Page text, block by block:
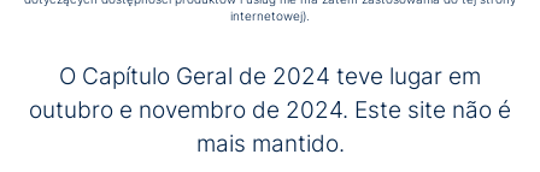
seinen Rat (bestehend aus sechs Brüdern) bilden,
verabschiedet werden, die die Zukunft des Ordens
prägen werden.
Polen ist in diesem Jahr nach Italien, Kolumbien,
internetowej).
O Capítulo Geral de 2024 teve lugar em
outubro e novembro de 2024. Este site não é
mais mantido.